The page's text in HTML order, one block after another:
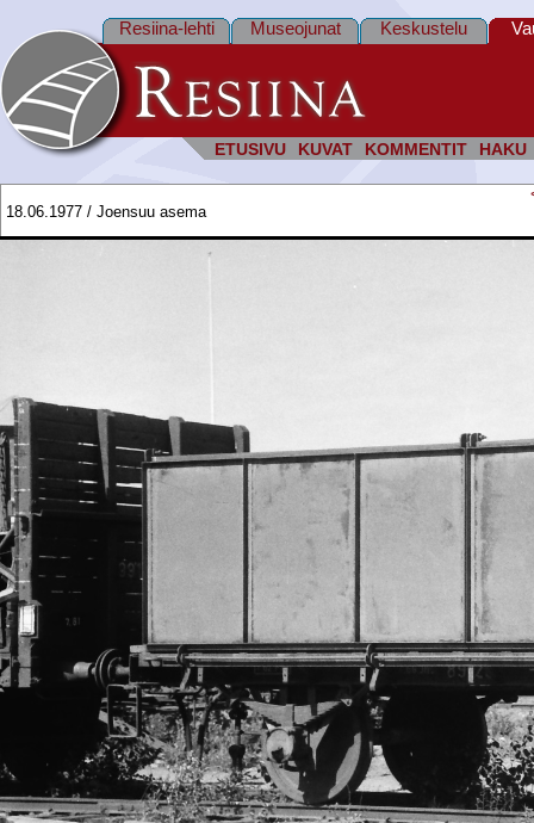
ETUSIVU KUVAT KOMMENTIT HAKU
Resiina-lehti Museojunat Keskustelu
18.06.1977 / Joensuu asema